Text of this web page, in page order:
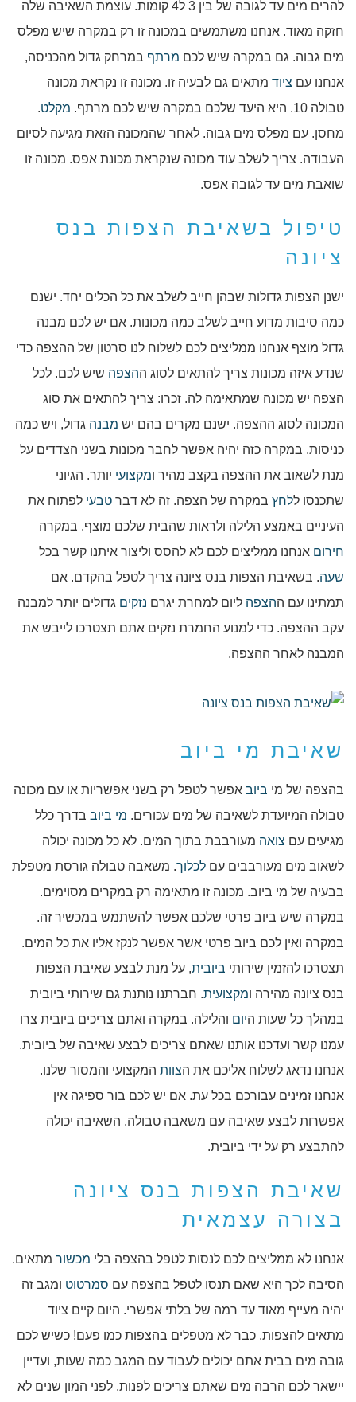
להרים מים עד לגובה של בין 3 ל4 קומות. עוצמת השאיבה שלה
חזקה מאוד. אנחנו משתמשים במכונה זו רק במקרה שיש מפלס
מים גבוה. גם במקרה שיש לכם מרתף במרחק גדול מהכניסה,
אנחנו עם ציוד מתאים גם לבעיה זו. מכונה זו נקראת מכונה
טבולה 10. היא היעד שלכם במקרה שיש לכם מרתף.
מקלט.
מחסן. עם מפלס מים גבוה. לאחר שהמכונה הזאת מגיעה לסיום
העבודה. צריך לשלב עוד מכונה שנקראת מכונת אפס. מכונה זו
שואבת מים עד לגובה אפס.
טיפול בשאיבת הצפות בנס
ציונה
ישנן הצפות גדולות שבהן חייב לשלב את כל הכלים יחד. ישנם
כמה סיבות מדוע חייב לשלב כמה מכונות. אם יש לכם מבנה
גדול מוצף אנחנו ממליצים לכם לשלוח לנו סרטון של ההצפה כדי
שנדע איזה מכונות צריך להתאים לסוג ההצפה שיש לכם. לכל
הצפה יש מכונה שמתאימה לה. זכרו: צריך להתאים את סוג
המכונה לסוג ההצפה. ישנם מקרים בהם יש מבנה גדול, ויש כמה
כניסות. במקרה כזה יהיה אפשר לחבר מכונות בשני הצדדים על
מנת לשאוב את ההצפה בקצב מהיר ומקצועי יותר. הגיוני
שתכנסו ללחץ במקרה של הצפה. זה לא דבר טבעי לפתוח את
העיניים באמצע הלילה ולראות שהבית שלכם מוצף. במקרה
חירום אנחנו ממליצים לכם לא להסס וליצור איתנו קשר בכל
שעה. בשאיבת הצפות בנס ציונה צריך לטפל בהקדם. אם
תמתינו עם ההצפה ליום למחרת יגרם נזקים גדולים יותר למבנה
עקב ההצפה. כדי למנוע החמרת נזקים אתם תצטרכו לייבש את
המבנה לאחר ההצפה.
שאיבת מי ביוב
בהצפה של מי ביוב אפשר לטפל רק בשני אפשריות או עם מכונה
טבולה המיועדת לשאיבה של מים עכורים. מי ביוב בדרך כלל
מגיעים עם צואה מעורבבת בתוך המים. לא כל מכונה יכולה
לשאוב מים מעורבבים עם לכלוך. משאבה טבולה גורסת מטפלת
בבעיה של מי ביוב. מכונה זו מתאימה רק במקרים מסוימים.
במקרה שיש ביוב פרטי שלכם אפשר להשתמש במכשיר זה.
במקרה ואין לכם ביוב פרטי אשר אפשר לנקז אליו את כל המים.
תצטרכו להזמין שירותי ביובית, על מנת לבצע שאיבת הצפות
בנס ציונה מהירה ומקצועית. חברתנו נותנת גם שירותי ביובית
במהלך כל שעות היום והלילה. במקרה ואתם צריכים ביובית צרו
עמנו קשר ועדכנו אותנו שאתם צריכים לבצע שאיבה של ביובית.
אנחנו נדאג לשלוח אליכם את הצוות המקצועי והמסור שלנו.
אנחנו זמינים עבורכם בכל עת. אם יש לכם בור ספיגה אין
אפשרות לבצע שאיבה עם משאבה טבולה. השאיבה יכולה
להתבצע רק על ידי ביובית.
שאיבת הצפות בנס ציונה
בצורה עצמאית
אנחנו לא ממליצים לכם לנסות לטפל בהצפה בלי מכשור מתאים.
הסיבה לכך היא שאם תנסו לטפל בהצפה עם סמרטוט ומגב זה
יהיה מעייף מאוד עד רמה של בלתי אפשרי. היום קיים ציוד
מתאים להצפות. כבר לא מטפלים בהצפות כמו פעם! כשיש לכם
גובה מים בבית אתם יכולים לעבוד עם המגב כמה שעות, ועדיין
יישאר לכם הרבה מים שאתם צריכים לפנות. לפני המון שנים לא